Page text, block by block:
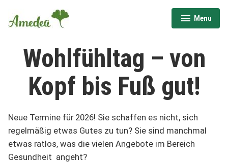
Menu
expanded
collapsed
Wohlfühltag – von
Kopf bis Fuß gut!
Neue Termine für 2026! Sie schaffen es nicht, sich
regelmäßig etwas Gutes zu tun? Sie sind manchmal
etwas ratlos, was die vielen Angebote im Bereich
Gesundheit angeht?